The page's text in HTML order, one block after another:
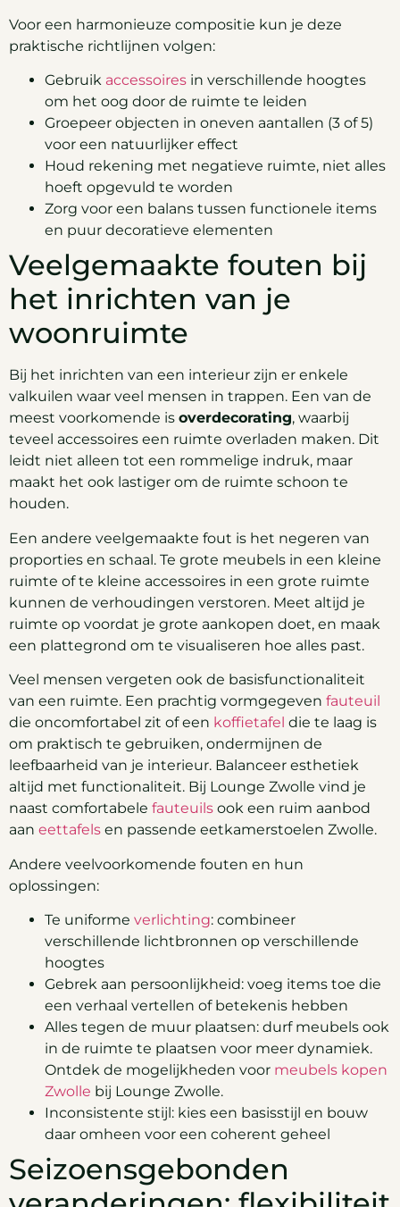
Voor een harmonieuze compositie kun je deze
praktische richtlijnen volgen:
Gebruik accessoires in verschillende hoogtes
om het oog door de ruimte te leiden
Groepeer objecten in oneven aantallen (3 of 5)
voor een natuurlijker effect
Houd rekening met negatieve ruimte, niet alles
hoeft opgevuld te worden
Zorg voor een balans tussen functionele items
en puur decoratieve elementen
Veelgemaakte fouten bij
het inrichten van je
woonruimte
Bij het inrichten van een interieur zijn er enkele
valkuilen waar veel mensen in trappen. Een van de
meest voorkomende is overdecorating, waarbij
teveel accessoires een ruimte overladen maken. Dit
leidt niet alleen tot een rommelige indruk, maar
maakt het ook lastiger om de ruimte schoon te
houden.
Een andere veelgemaakte fout is het negeren van
proporties en schaal. Te grote meubels in een kleine
ruimte of te kleine accessoires in een grote ruimte
kunnen de verhoudingen verstoren. Meet altijd je
ruimte op voordat je grote aankopen doet, en maak
een plattegrond om te visualiseren hoe alles past.
Veel mensen vergeten ook de basisfunctionaliteit
van een ruimte. Een prachtig vormgegeven fauteuil
die oncomfortabel zit of een koffietafel die te laag is
om praktisch te gebruiken, ondermijnen de
leefbaarheid van je interieur. Balanceer esthetiek
altijd met functionaliteit. Bij Lounge Zwolle vind je
naast comfortabele fauteuils ook een ruim aanbod
aan eettafels en passende eetkamerstoelen Zwolle.
Andere veelvoorkomende fouten en hun
oplossingen:
Te uniforme verlichting: combineer
verschillende lichtbronnen op verschillende
hoogtes
Gebrek aan persoonlijkheid: voeg items toe die
een verhaal vertellen of betekenis hebben
Alles tegen de muur plaatsen: durf meubels ook
in de ruimte te plaatsen voor meer dynamiek.
Ontdek de mogelijkheden voor meubels kopen
Zwolle bij Lounge Zwolle.
Inconsistente stijl: kies een basisstijl en bouw
daar omheen voor een coherent geheel
Seizoensgebonden